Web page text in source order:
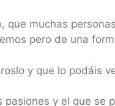
que muchas
pero de una
y que lo podáis
pasiones y el que se